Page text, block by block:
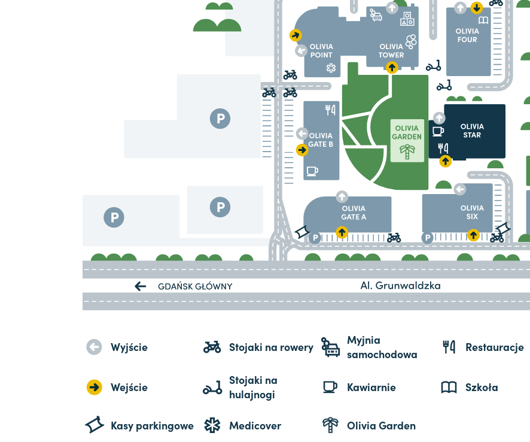
Wyjście Stojaki na rowery
Myjnia
samochodowa
Restauracje
Wejście
Stojaki na
hulajnogi
Kawiarnie Szkoła
Kasy parkingowe Medicover Olivia Garden